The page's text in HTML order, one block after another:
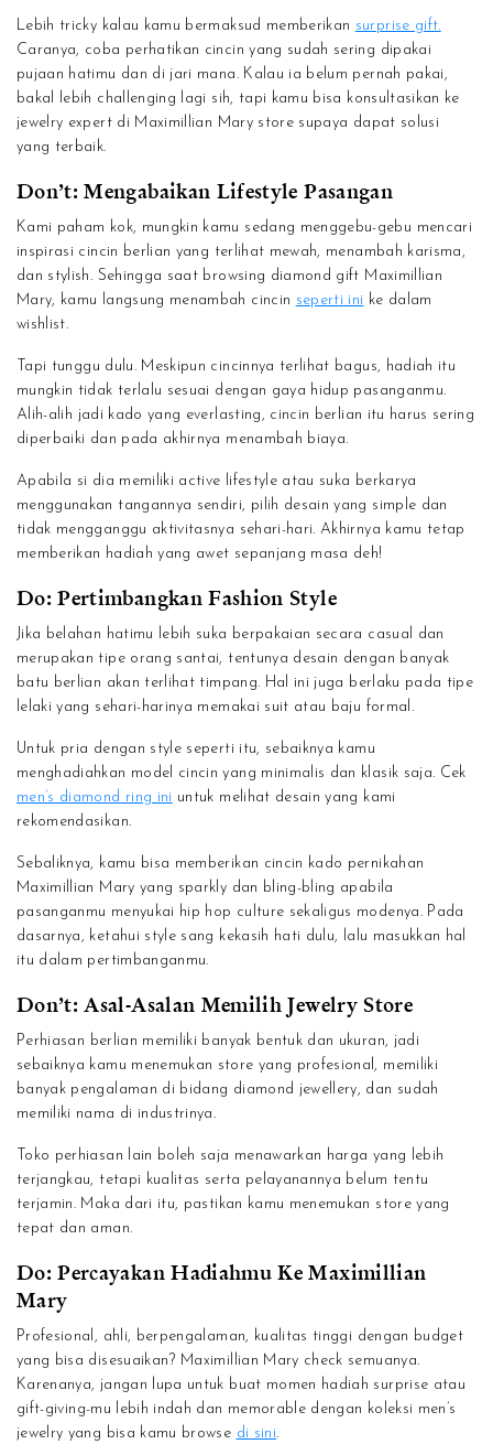
Lebih tricky kalau kamu bermaksud memberikan surprise gift.
Caranya, coba perhatikan cincin yang sudah sering dipakai
pujaan hatimu dan di jari mana. Kalau ia belum pernah pakai,
bakal lebih challenging lagi sih, tapi kamu bisa konsultasikan ke
jewelry expert di Maximillian Mary store supaya dapat solusi
yang terbaik.
Don’t: Mengabaikan Lifestyle Pasangan
Kami paham kok, mungkin kamu sedang menggebu-gebu mencari
inspirasi cincin berlian yang terlihat mewah, menambah karisma,
dan stylish. Sehingga saat browsing diamond gift Maximillian
Mary, kamu langsung menambah cincin seperti ini ke dalam
wishlist.
Tapi tunggu dulu. Meskipun cincinnya terlihat bagus, hadiah itu
mungkin tidak terlalu sesuai dengan gaya hidup pasanganmu.
Alih-alih jadi kado yang everlasting, cincin berlian itu harus sering
diperbaiki dan pada akhirnya menambah biaya.
Apabila si dia memiliki active lifestyle atau suka berkarya
menggunakan tangannya sendiri, pilih desain yang simple dan
tidak mengganggu aktivitasnya sehari-hari. Akhirnya kamu tetap
memberikan hadiah yang awet sepanjang masa deh!
Do: Pertimbangkan Fashion Style
Jika belahan hatimu lebih suka berpakaian secara casual dan
merupakan tipe orang santai, tentunya desain dengan banyak
batu berlian akan terlihat timpang. Hal ini juga berlaku pada tipe
lelaki yang sehari-harinya memakai suit atau baju formal.
Untuk pria dengan style seperti itu, sebaiknya kamu
menghadiahkan model cincin yang minimalis dan klasik saja. Cek
men’s diamond ring ini untuk melihat desain yang kami
rekomendasikan.
Sebaliknya, kamu bisa memberikan cincin kado pernikahan
Maximillian Mary yang sparkly dan bling-bling apabila
pasanganmu menyukai hip hop culture sekaligus modenya. Pada
dasarnya, ketahui style sang kekasih hati dulu, lalu masukkan hal
itu dalam pertimbanganmu.
Don’t: Asal-Asalan Memilih Jewelry Store
Perhiasan berlian memiliki banyak bentuk dan ukuran, jadi
sebaiknya kamu menemukan store yang profesional, memiliki
banyak pengalaman di bidang diamond jewellery, dan sudah
memiliki nama di industrinya.
Toko perhiasan lain boleh saja menawarkan harga yang lebih
terjangkau, tetapi kualitas serta pelayanannya belum tentu
terjamin. Maka dari itu, pastikan kamu menemukan store yang
tepat dan aman.
Do: Percayakan Hadiahmu Ke Maximillian
Mary
Profesional, ahli, berpengalaman, kualitas tinggi dengan budget
yang bisa disesuaikan? Maximillian Mary check semuanya.
Karenanya, jangan lupa untuk buat momen hadiah surprise atau
gift-giving-mu lebih indah dan memorable dengan koleksi men’s
jewelry yang bisa kamu browse di sini.